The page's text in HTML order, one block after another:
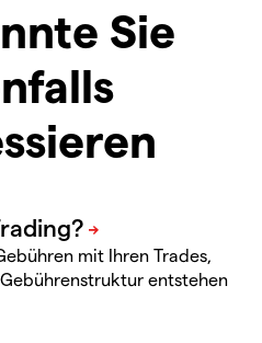
Sie
mit Ihren Trades,
entstehen